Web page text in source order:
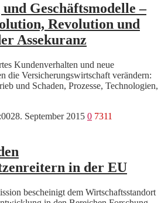
Geschäftsmodelle –
Revolution und
Assekuranz
Kundenverhalten und neue
die Versicherungswirtschaft verändern:
und Schaden, Prozesse, Technologien,
28. September 2015 0 7311
in der EU
bescheinigt dem Wirtschaftsstandort